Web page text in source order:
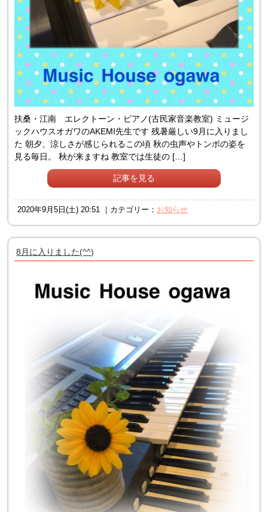
扶桑・江南 エレクトーン・ピアノ(古民家音楽教室) ミュージ
ックハウスオガワのAKEMI先生です 残暑厳しい9月に入りまし
た 朝夕、涼しさが感じられるこの頃 秋の虫声やトンボの姿を
見る毎日。 秋が来ますね 教室では生徒の […]
記事を見る
2020年9月5日(土) 20:51 ｜カテゴリー： お知らせ
8月に入りました(^^)